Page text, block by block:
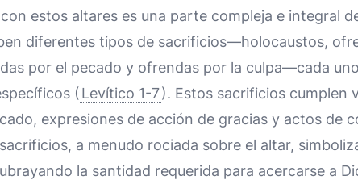
estos altares es una parte compleja e integral
diferentes tipos de sacrificios—holocaustos,
por el pecado y ofrendas por la culpa—cada
( Levítico 1-7). Estos sacrificios cumplen
expresiones de acción de gracias y actos de
a menudo rociada sobre el altar,
la santidad requerida para acercarse a